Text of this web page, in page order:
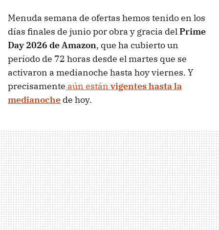
Menuda semana de ofertas hemos tenido en los
días finales de junio por obra y gracia delPrime
Day 2026 de Amazon, que ha cubierto un
período de 72 horas desde el martes que se
activaron a medianoche hasta hoy viernes. Y
precisamente aún están vigentes hasta la
medianoche de hoy.